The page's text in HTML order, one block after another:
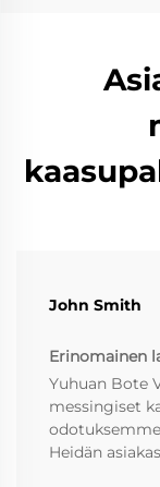
John Smith
Erinomainen
Yuhuan Bote
messingiset
Heidän